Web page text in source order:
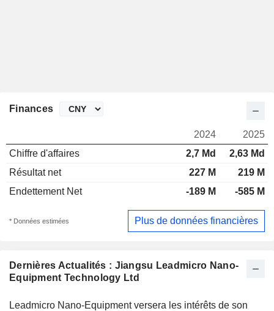
Dernières Actualités : Jiangsu Leadmicro Nano-
Equipment Technology Ltd
Leadmicro Nano-Equipment versera les intérêts de son
Finances
2024
2025
Chiffre d'affaires
2,7 Md
2,63 Md
Résultat net
227 M
219 M
Endettement Net
-189 M -585 M
* Données estimées Plus de données financières